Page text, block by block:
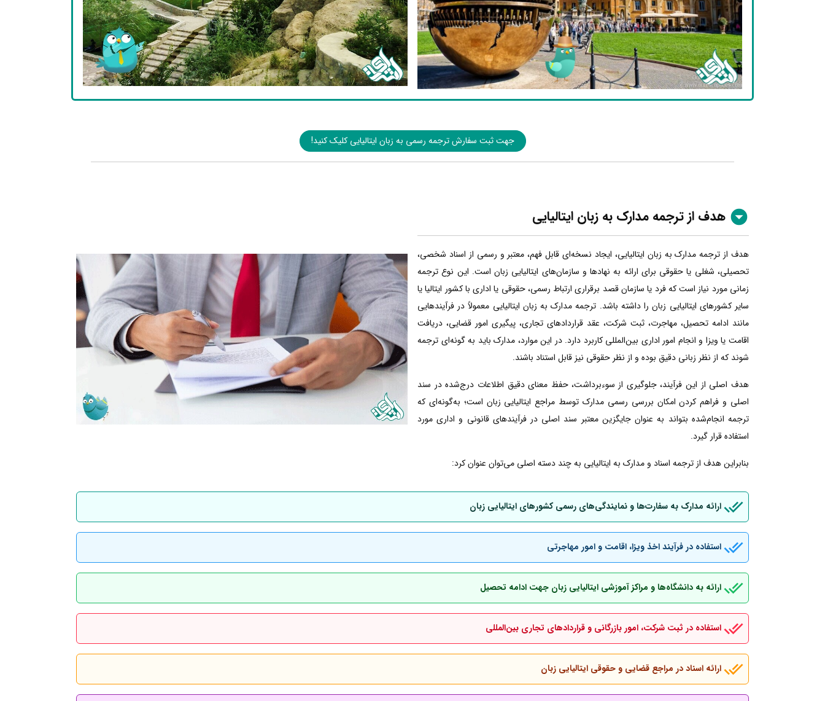
جهت ثبت سفارش ترجمه رسمی به زبان ایتالیایی کلیک کنید!
هدف از ترجمه مدارک به زبان ایتالیایی
هدف از ترجمه مدارک به زبان ایتالیایی، ایجاد نسخه‌ای قابل فهم، معتبر و رسمی از اسناد شخصی،
تحصیلی، شغلی یا حقوقی برای ارائه به نهادها و سازمان‌های ایتالیایی زبان است. این نوع ترجمه
زمانی مورد نیاز است که فرد یا سازمان قصد برقراری ارتباط رسمی، حقوقی یا اداری با کشور ایتالیا یا
سایر کشورهای ایتالیایی زبان را داشته باشد. ترجمه مدارک به زبان ایتالیایی معمولاً در فرآیندهایی
مانند ادامه تحصیل، مهاجرت، ثبت شرکت، عقد قراردادهای تجاری، پیگیری امور قضایی، دریافت
اقامت یا ویزا و انجام امور اداری بین‌المللی کاربرد دارد. در این موارد، مدارک باید به گونه‌ای ترجمه
شوند که از نظر زبانی دقیق بوده و از نظر حقوقی نیز قابل استناد باشند.
هدف اصلی از این فرآیند، جلوگیری از سوءبرداشت، حفظ معنای دقیق اطلاعات درج‌شده در سند
اصلی و فراهم کردن امکان بررسی رسمی مدارک توسط مراجع ایتالیایی زبان است؛ به‌گونه‌ای که
ترجمه انجام‌شده بتواند به عنوان جایگزین معتبر سند اصلی در فرآیندهای قانونی و اداری مورد
استفاده قرار گیرد.
بنابراین هدف از ترجمه اسناد و مدارک به ایتالیایی به چند دسته اصلی می‌توان عنوان کرد:
ارائه مدارک به سفارت‌ها و نمایندگی‌های رسمی کشورهای ایتالیایی زبان
استفاده در فرآیند اخذ ویزا، اقامت و امور مهاجرتی
ارائه به دانشگاه‌ها و مراکز آموزشی ایتالیایی زبان جهت ادامه تحصیل
استفاده در ثبت شرکت، امور بازرگانی و قراردادهای تجاری بین‌المللی
ارائه اسناد در مراجع قضایی و حقوقی ایتالیایی زبان